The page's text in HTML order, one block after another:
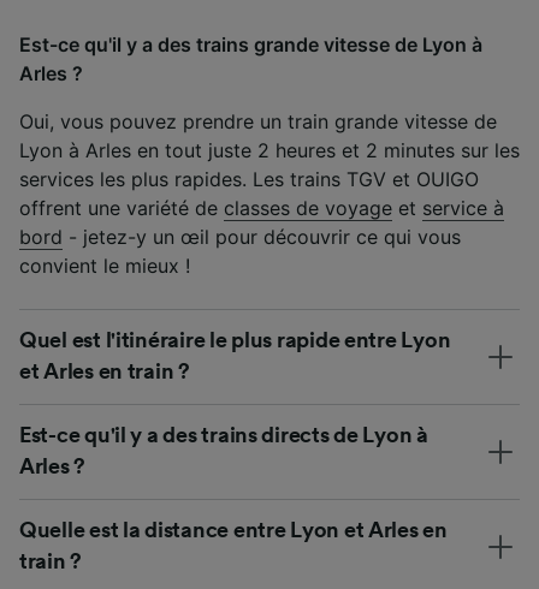
Est-ce qu'il y a des trains grande vitesse de Lyon à
Arles ?
Oui, vous pouvez prendre un train grande vitesse de
Lyon à Arles en tout juste 2 heures et 2 minutes sur les
services les plus rapides. Les trains TGV et OUIGO
offrent une variété de classes de voyage et service à
bord - jetez-y un œil pour découvrir ce qui vous
convient le mieux !
Quel est l'itinéraire le plus rapide entre Lyon
et Arles en train ?
Est-ce qu'il y a des trains directs de Lyon à
Arles ?
Quelle est la distance entre Lyon et Arles en
train ?